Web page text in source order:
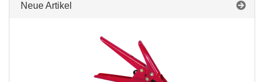
Neue Artikel